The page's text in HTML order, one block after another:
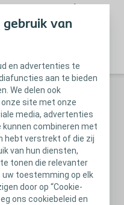
van
en advertenties te
aan te bieden
We delen ook
site met onze
media, advertenties
combineren met
hebt verstrekt of die zij
van hun diensten,
tonen die relevanter
uw toestemming op elk
door op “Cookie-
ons cookiebeleid en
bekken-orgaanverzakking